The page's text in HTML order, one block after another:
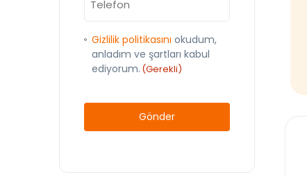
(Gerekli)
Onay
(Gerekli)
Gizlilik politikasınıokudum,
anladım ve şartları kabul
ediyorum. (Gerekli)